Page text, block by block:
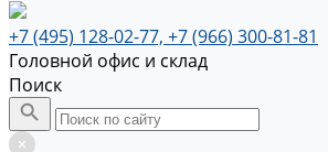
+7 (495) 128-02-77, +7 (966) 300-81-81
Головной офис и склад
Поиск